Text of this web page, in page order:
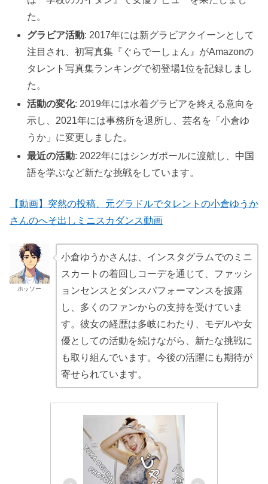
た。
グラビア活動: 2017年には新グラビアクイーンとして
注目され、初写真集『ぐらでーしょん』がAmazonの
タレント写真集ランキングで初登場1位を記録しまし
た。
活動の変化: 2019年には水着グラビアを終える意向を
示し、2021年には事務所を退所し、芸名を「小倉ゆ
うか」に変更しました。
最近の活動: 2022年にはシンガポールに渡航し、中国
語を学ぶなど新たな挑戦をしています。
【動画】突然の投稿、元グラドルでタレントの小倉ゆうか
さんのへそ出しミニスカダンス動画
ホッソー
小倉ゆうかさんは、インスタグラムでのミニ
スカートの着回しコーデを通じて、ファッシ
ョンセンスとダンスパフォーマンスを披露
し、多くのファンからの支持を受けていま
す。彼女の経歴は多岐にわたり、モデルや女
優としての活動を続けながら、新たな挑戦に
も取り組んでいます。今後の活躍にも期待が
寄せられています。